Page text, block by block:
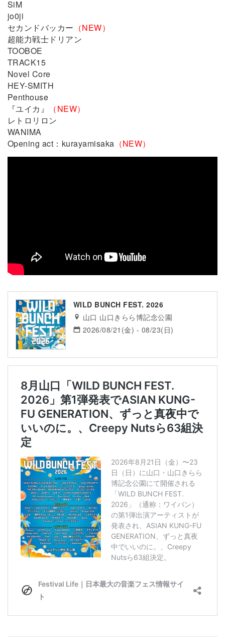
SiM
jo0ji
セカンドバッカー （NEW）
超能力戦士ドリアン
TOOBOE
TRACK15
Novel Core
HEY-SMITH
Penthouse
『ユイカ』
（NEW）
レトロリロン
WANIMA
Opening act：kurayamisaka （NEW）
WILD BUNCH FEST. 2026
山口 山口きらら博記念公園
2026/08/21(金) - 08/23(日)